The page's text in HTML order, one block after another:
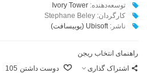
توسعه‌دهنده:Ivory Tower
کارگردان:Stephane Beley
ناشر:‌Ubisoft (یوبیسافت)
راهنمای انتخاب ریجن
اشتراک گذاری
دوست داشتن 105